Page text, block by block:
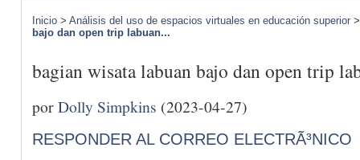
Inicio > Análisis del uso de espacios virtuales en educación superior
bajo dan open trip labuan...
bagian wisata labuan bajo dan open trip
porDolly Simpkins (2023-04-27)
RESPONDER AL CORREO ELECTRÃ³NICO